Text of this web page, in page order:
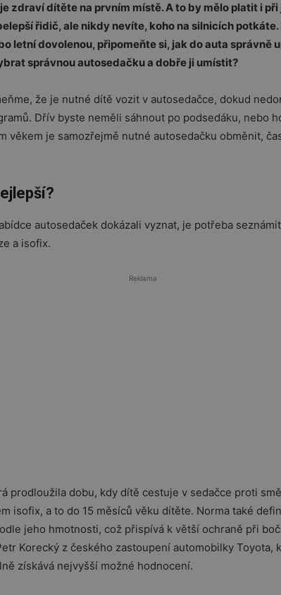
zdraví dítěte na prvním místě. A to by mělo platit i
řidič, ale nikdy nevíte, koho na silnicích potkáte.
letní dovolenou, připomeňte si, jak do auta správně
správnou autosedačku a dobře ji umístit?
že je nutné dítě vozit v autosedačce, dokud
Dřív byste neměli sáhnout po podsedáku, nebo
věkem je samozřejmě nutné autosedačku obměnit,
autosedaček dokázali vyznat, je potřeba
a isofix.
Reklama
prodloužila dobu, kdy dítě cestuje v sedačce proti
isofix, a to do 15 měsíců věku dítěte. Norma také
jeho hmotnosti, což přispívá k větší ochraně při
Korecký z českého zastoupení automobilky Toyota,
získává nejvyšší možné hodnocení.